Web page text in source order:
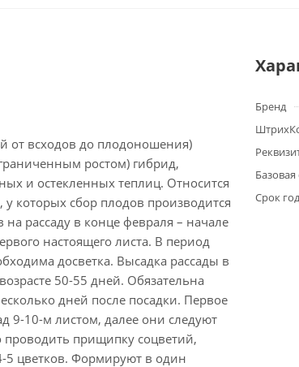
от всходов до плодоношения)
ростом) гибрид,
и остекленных теплиц. Относится
у которых сбор плодов производится
рассаду в конце февраля – начале
настоящего листа. В период
досветка. Высадка рассады в
50-55 дней. Обязательна
дней после посадки. Первое
9-10-м листом, далее они следуют
проводить прищипку соцветий,
5 цветков. Формируют в один
Бренд
Срок